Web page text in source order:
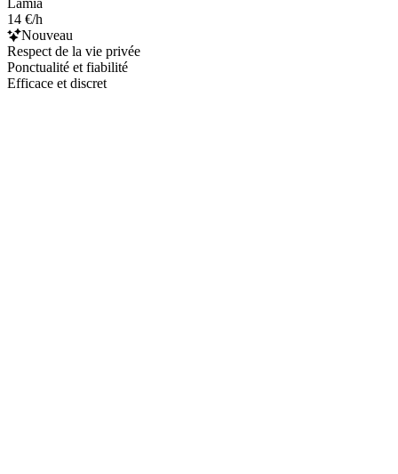
14 €/h
Nouveau
Respect de la vie privée
Ponctualité et fiabilité
Efficace et discret